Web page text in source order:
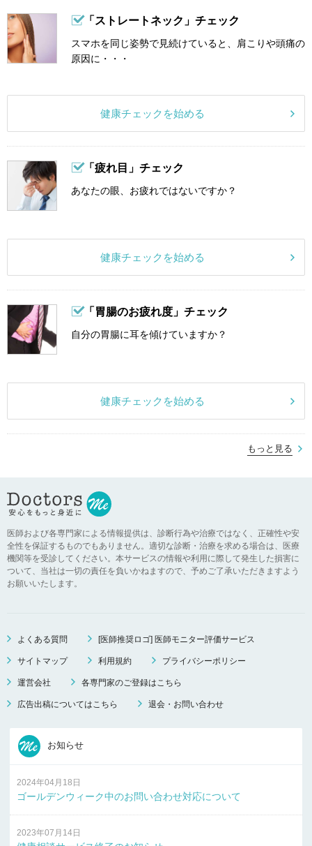
「ストレートネック」チェック
スマホを同じ姿勢で見続けていると、肩こりや頭痛の
原因に・・・
健康チェックを始める
「疲れ目」チェック
あなたの眼、お疲れではないですか？
健康チェックを始める
「胃腸のお疲れ度」チェック
自分の胃腸に耳を傾けていますか？
健康チェックを始める
もっと見る
医師および各専門家による情報提供は、診断行為や治療ではなく、正確性や安
全性を保証するものでもありません。適切な診断・治療を求める場合は、医療
機関等を受診してください。本サービスの情報や利用に際して発生した損害に
ついて、当社は一切の責任を負いかねますので、予めご了承いただきますよう
お願いいたします。
よくある質問 [医師推奨ロゴ] 医師モニター評価サービス
サイトマップ 利用規約 プライバシーポリシー
運営会社 各専門家のご登録はこちら
広告出稿についてはこちら 退会・お問い合わせ
お知らせ
2024年04月18日
ゴールデンウィーク中のお問い合わせ対応について
2023年07月14日